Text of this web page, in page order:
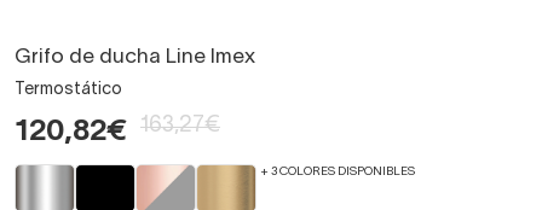
Grifo de ducha Line Imex
Termostático
120,82€ 163,27€
+ 3 COLORES DISPONIBLES